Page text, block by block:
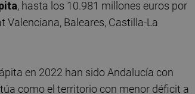
, hasta los 10.981 millones euros por
Baleares, Castilla-La
en 2022 han sido Andalucía con
como el territorio con menor déficit a